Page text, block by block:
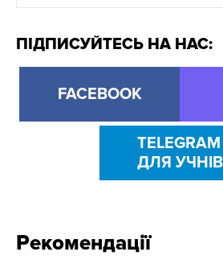
ПІДПИСУЙТЕСЬ НА НАС:
FACEBOOK
TELEGRAM
ДЛЯ УЧНІВ
Рекомендації